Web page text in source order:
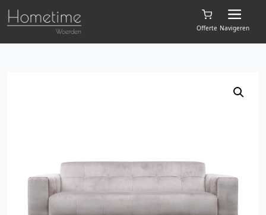
Offerte Navigeren